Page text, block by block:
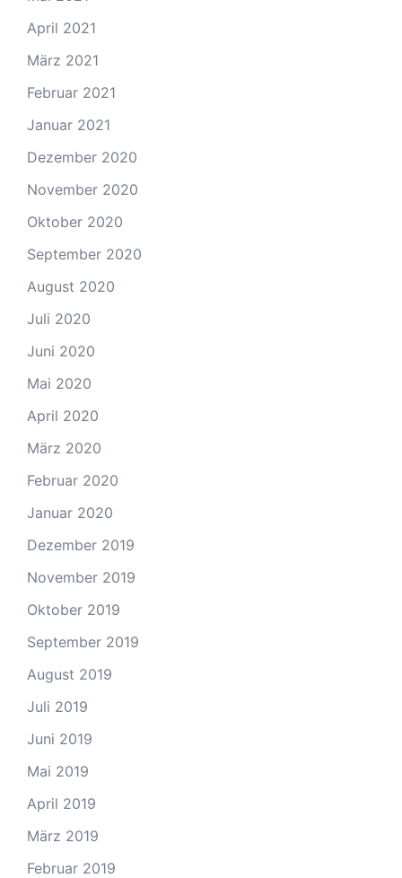
April 2021
März 2021
Februar 2021
Januar 2021
Dezember 2020
November 2020
Oktober 2020
September 2020
August 2020
Juli 2020
Juni 2020
Mai 2020
April 2020
März 2020
Februar 2020
Januar 2020
Dezember 2019
November 2019
Oktober 2019
September 2019
August 2019
Juli 2019
Juni 2019
Mai 2019
April 2019
März 2019
Februar 2019